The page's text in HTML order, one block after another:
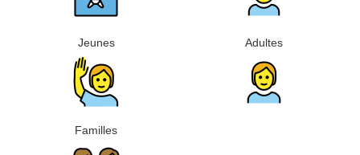
Jeunes Adultes
Familles